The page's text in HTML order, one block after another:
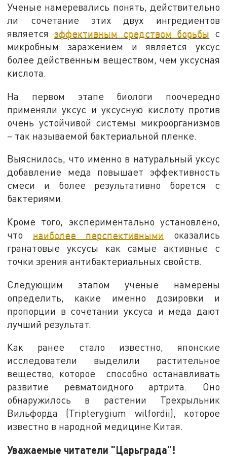
Ученые намеревались понять, действительно
ли сочетание этих двух ингредиентов
является эффективным средством борьбы с
микробным заражением и является уксус
более действенным веществом, чем уксусная
кислота.
На первом этапе биологи поочередно
применяли уксус и уксусную кислоту против
очень устойчивой системы микроорганизмов
– так называемой бактериальной пленке.
Выяснилось, что именно в натуральный уксус
добавление меда повышает эффективность
смеси и более результативно борется с
бактериями.
Кроме того, экспериментально установлено,
что наиболее перспективными оказались
гранатовые уксусы как самые активные с
точки зрения антибактериальных свойств.
Следующим этапом ученые намерены
определить, какие именно дозировки и
пропорции в сочетании уксуса и меда дают
лучший результат.
Как ранее стало известно, японские
исследователи выделили растительное
вещество, которое способно останавливать
развитие ревматоидного артрита. Оно
обнаружилось в растении Трехрыльник
Вильфорда (Tripterygium wilfordii), которое
известно в народной медицине Китая.
Уважаемые читатели "Царьграда"!